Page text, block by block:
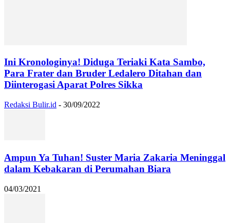
Ini Kronologinya! Diduga Teriaki Kata Sambo,
Para Frater dan Bruder Ledalero Ditahan dan
Diinterogasi Aparat Polres Sikka
Redaksi Bulir.id - 30/09/2022
Ampun Ya Tuhan! Suster Maria Zakaria Meninggal
dalam Kebakaran di Perumahan Biara
04/03/2021